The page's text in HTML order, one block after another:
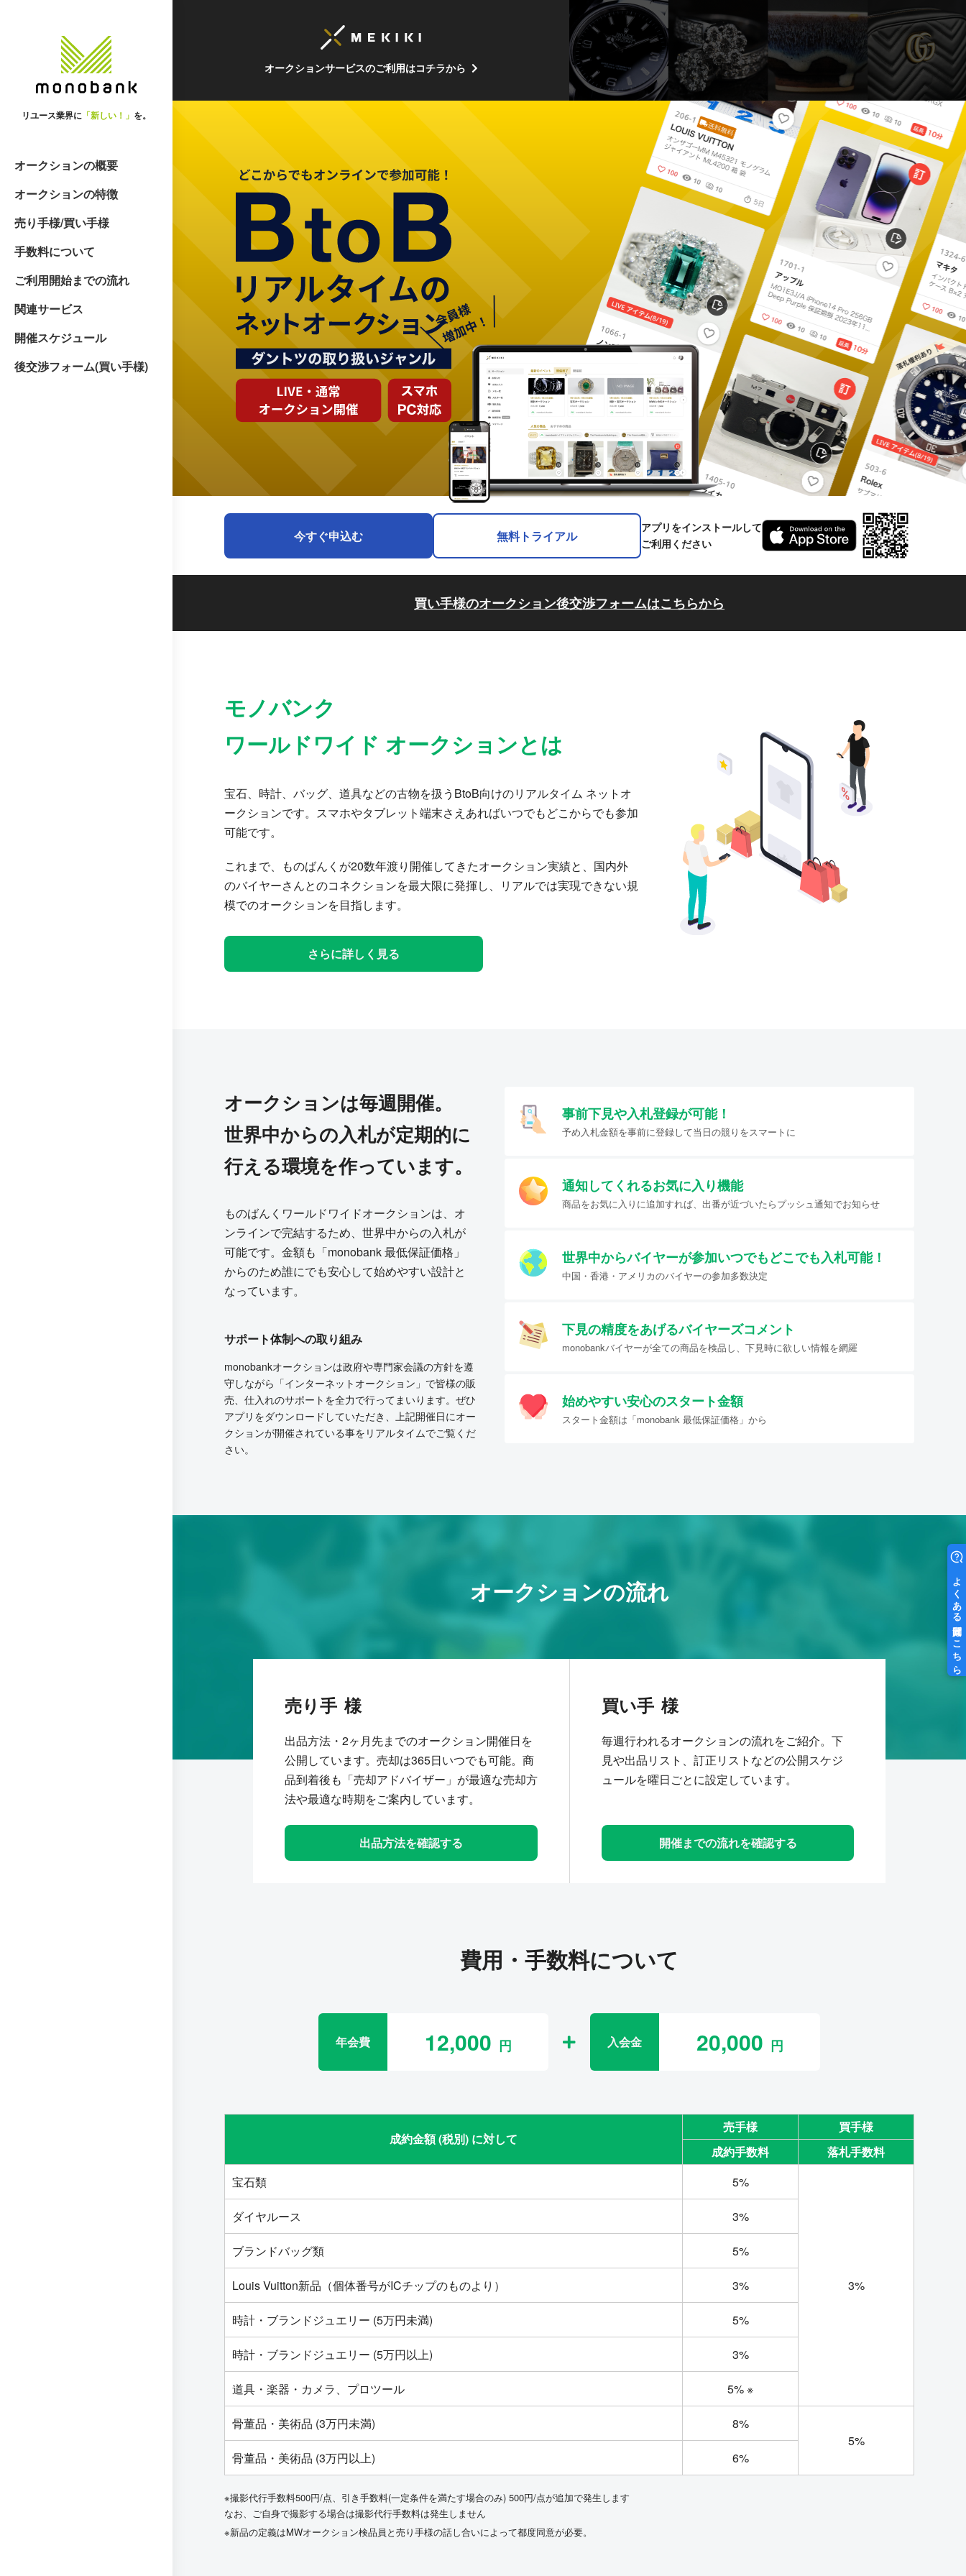
リユース業界に 「新しい！」 を。
オークションの概要
オークションの特徴
売り手様/買い手様
手数料について
ご利用開始までの流れ
関連サービス
開催スケジュール
後交渉フォーム(買い手様)
オークションサービスのご利用はコチラから
今すぐ申込む 無料トライアル
アプリをインストールして
ご利用ください
買い手様のオークション後交渉フォームはこちらから
モノバンク
ワールドワイド オークションとは
宝石、時計、バッグ、道具などの古物を扱うBtoB向けのリアルタイム ネットオ
ークションです。スマホやタブレット端末さえあればいつでもどこからでも参加
可能です。
これまで、ものばんくが20数年渡り開催してきたオークション実績と、国内外
のバイヤーさんとのコネクションを最大限に発揮し、リアルでは実現できない規
模でのオークションを目指します。
さらに詳しく見る
オークションは毎週開催。
世界中からの入札が定期的に
行える環境を作っています。
ものばんくワールドワイドオークションは、オ
ンラインで完結するため、世界中からの入札が
可能です。金額も「monobank 最低保証価格」
からのため誰にでも安心して始めやすい設計と
なっています。
事前下見や入札登録が可能！
予め入札金額を事前に登録して当日の競りをスマートに
通知してくれるお気に入り機能
商品をお気に入りに追加すれば、出番が近づいたらプッシュ通知でお知らせ
世界中からバイヤーが参加いつでもどこでも入札可能！
中国・香港・アメリカのバイヤーの参加多数決定
下見の精度をあげるバイヤーズコメント
monobankバイヤーが全ての商品を検品し、下見時に欲しい情報を網羅
始めやすい安心のスタート金額
スタート金額は「monobank 最低保証価格」から
サポート体制への取り組み
monobankオークションは政府や専門家会議の方針を遵
守しながら「インターネットオークション」で皆様の販
売、仕入れのサポートを全力で行ってまいります。ぜひ
アプリをダウンロードしていただき、上記開催日にオー
クションが開催されている事をリアルタイムでご覧くだ
さい。
オークションの流れ
売り手
出品方法・2ヶ月先までのオークション開催日を
公開しています。売却は365日いつでも可能。商
品到着後も「売却アドバイザー」が最適な売却方
法や最適な時期をご案内しています。
出品方法を確認する
買い手
毎週行われるオークションの流れをご紹介。下
見や出品リスト、訂正リストなどの公開スケジ
ュールを曜日ごとに設定しています。
開催までの流れを確認する
費用・手数料について
年会費 12,000 入会金 20,000
成約金額 (税別) に対して
売手様
買手様
成約手数料
落札手数料
宝石類
5%
3%
ダイヤルース 3%
ブランドバッグ類 5%
Louis Vuitton新品（個体番号がICチップのものより） 3%
時計・ブランドジュエリー (5万円未満) 5%
時計・ブランドジュエリー (5万円以上) 3%
道具・楽器・カメラ、プロツール 5% ※
骨董品・美術品 (3万円未満)
8%
5%
骨董品・美術品 (3万円以上)
6%
※撮影代行手数料500円/点、引き手数料(一定条件を満たす場合のみ) 500円/点が追加で発生します
なお、ご自身で撮影する場合は撮影代行手数料は発生しません
※新品の定義はMWオークション検品員と売り手様の話し合いによって都度同意が必要。